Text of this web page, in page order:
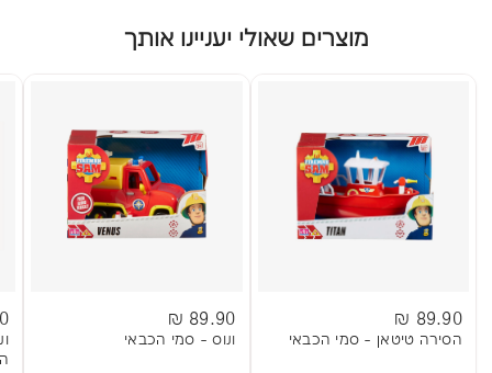
מוצרים שאולי יעניינו אותך
89.90 ₪
הסירה טיטאן - סמי הכבאי
89.90 ₪
ונוס - סמי הכבאי